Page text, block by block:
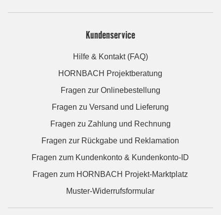
Kundenservice
Hilfe & Kontakt (FAQ)
HORNBACH Projektberatung
Fragen zur Onlinebestellung
Fragen zu Versand und Lieferung
Fragen zu Zahlung und Rechnung
Fragen zur Rückgabe und Reklamation
Fragen zum Kundenkonto & Kundenkonto-ID
Fragen zum HORNBACH Projekt-Marktplatz
Muster-Widerrufsformular